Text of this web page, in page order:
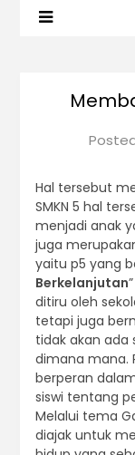
Hal tersebut
SMKN 5 hal
menjadi anak
juga
yaitu p5 yang
Berkelanjutan
ditiru oleh
tetapi juga
tidak akan ada
dimana mana.
berperan
siswi tentang
Melalui tema
diajak untuk